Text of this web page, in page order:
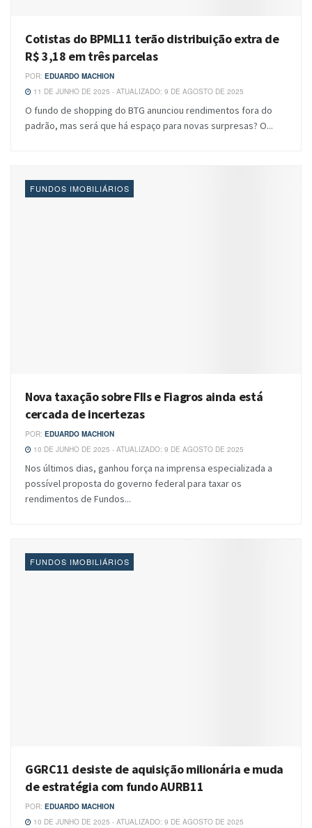
Cotistas do BPML11 terão distribuição extra de
R$ 3,18 em três parcelas
POR: EDUARDO MACHION
11 DE JUNHO DE 2025 - ATUALIZADO: 9 DE AGOSTO DE 2025
O fundo de shopping do BTG anunciou rendimentos fora do
padrão, mas será que há espaço para novas surpresas? O...
FUNDOS IMOBILIÁRIOS
Nova taxação sobre FIIs e Fiagros ainda está
cercada de incertezas
POR: EDUARDO MACHION
10 DE JUNHO DE 2025 - ATUALIZADO: 9 DE AGOSTO DE 2025
Nos últimos dias, ganhou força na imprensa especializada a
possível proposta do governo federal para taxar os
rendimentos de Fundos...
FUNDOS IMOBILIÁRIOS
GGRC11 desiste de aquisição milionária e muda
de estratégia com fundo AURB11
POR: EDUARDO MACHION
10 DE JUNHO DE 2025 - ATUALIZADO: 9 DE AGOSTO DE 2025